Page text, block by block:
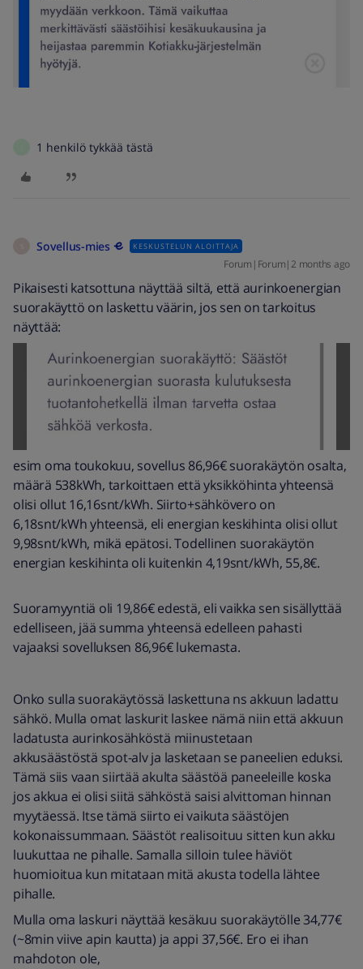
1 henkilö tykkää tästä
Sovellus-mies KESKUSTELUN ALOITTAJA
Forum|Forum|2 months ago
Pikaisesti katsottuna näyttää siltä, että aurinkoenergian
suorakäyttö on laskettu väärin, jos sen on tarkoitus
näyttää:
esim oma toukokuu, sovellus 86,96€ suorakäytön osalta,
määrä 538kWh, tarkoittaen että yksikköhinta yhteensä
olisi ollut 16,16snt/kWh. Siirto+sähkövero on
6,18snt/kWh yhteensä, eli energian keskihinta olisi ollut
9,98snt/kWh, mikä epätosi. Todellinen suorakäytön
energian keskihinta oli kuitenkin 4,19snt/kWh, 55,8€.
Suoramyyntiä oli 19,86€ edestä, eli vaikka sen sisällyttää
edelliseen, jää summa yhteensä edelleen pahasti
vajaaksi sovelluksen 86,96€ lukemasta.
Onko sulla suorakäytössä laskettuna ns akkuun ladattu
sähkö. Mulla omat laskurit laskee nämä niin että akkuun
ladatusta aurinkosähköstä miinustetaan
akkusäästöstä spot-alv ja lasketaan se paneelien eduksi.
Tämä siis vaan siirtää akulta säästöä paneeleille koska
jos akkua ei olisi siitä sähköstä saisi alvittoman hinnan
myytäessä. Itse tämä siirto ei vaikuta säästöjen
kokonaissummaan. Säästöt realisoituu sitten kun akku
luukuttaa ne pihalle. Samalla silloin tulee häviöt
huomioitua kun mitataan mitä akusta todella lähtee
pihalle.
Mulla oma laskuri näyttää kesäkuu suorakäytölle 34,77€
(~8min viive apin kautta) ja appi 37,56€. Ero ei ihan
mahdoton ole,